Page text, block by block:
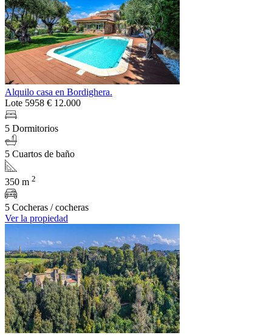
Alquilo casa en Bordighera.
Lote 5958 € 12.000
5 Dormitorios
5 Cuartos de baño
350 m 2
5 Cocheras / cocheras
Ver la propiedad